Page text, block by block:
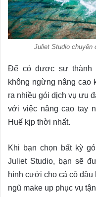
Juliet Studio chuyên
Để có được sự thành
không ngừng nâng cao
ra nhiều gói dịch vụ ưu
với việc nâng cao tay
Huế kịp thời nhất.
Khi bạn chọn bất kỳ
Juliet Studio, bạn sẽ
hình cưới cho cả cô dâu
ngũ make up phục vụ